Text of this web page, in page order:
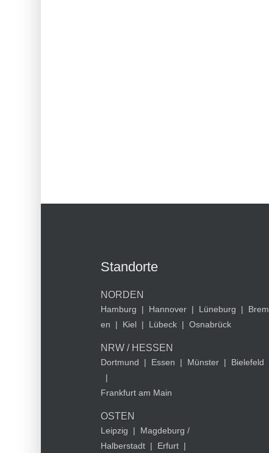
Standorte
NORDEN
Hamburg | Hannover | Lüneburg |
Brem
en
| Kiel | Lübeck | Osnabrück
NRW / HESSEN
Dortmund | Essen | Münster |
Bielefeld
|
Frankfurt am Main
OSTEN
Leipzig |
Magdeburg /
Halberstadt | Erfurt |